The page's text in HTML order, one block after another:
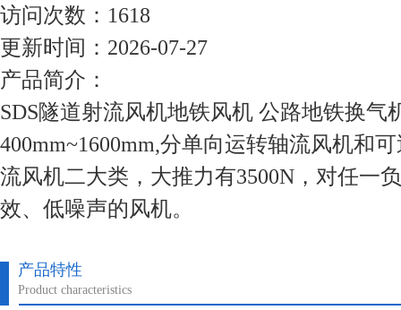
访问次数：1618
更新时间：2026-07-27
产品简介：
SDS隧道射流风机地铁风机 公路地铁换气
400mm~1600mm,分单向运转轴流风机和
流风机二大类，大推力有3500N，对任一
效、低噪声的风机。
产品特性
Product characteristics